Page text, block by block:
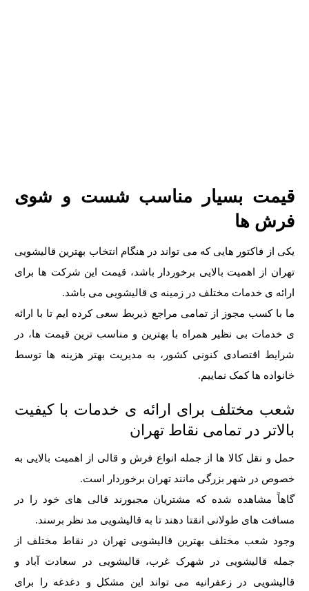
قیمت بسیار مناسب شست و شوی
فرش ها
یکی از فاکتور هایی که می تواند در هنگام انتخاب بهترین قالیشویی
تهران از اهمیت بالایی برخوردار باشد، قیمت این شرکت ها برای
ارائه ی خدمات مختلف در زمینه ی قالیشویی می باشد.
ما با کسب مجوز از تمامی مراجع ذیربط سعی کرده ایم تا با ارائه
ی خدمات بی نظیر همراه با بهترین و مناسب ترین قیمت ها، در
شرایط اقتصادی کنونی کشور، به مدیریت بهتر هزینه ها توسط
خانواده ها کمک نماییم.
شعب مختلف برای ارائه ی خدمات با کیفیت
بالاتر در تمامی نقاط تهران
حمل و نقل کالا ها از جمله انواع فرش و قالی از اهمیت بالایی به
خصوص در شهر بزرگی مانند تهران برخوردار است.
گاهاً مشاهده شده که مشتریان مجبورند قالی های خود را در
مسافت های طولانی انقتا دهند تا به قالیشویی مد نظر برسند.
وجود شعب مختلف بهترین قالیشویی تهران در نقاط مختلف از
جمله قالیشویی در شهرک غرب، قالیشویی در سعادت آباد و
قالیشویی در زعفرانیه می تواند این مشکل و دغدغه را برای